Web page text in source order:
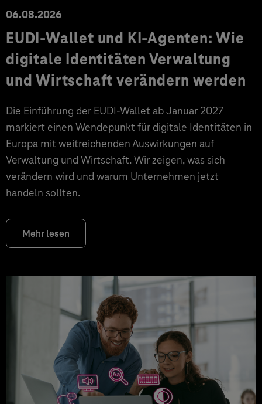
06.08.2026
EUDI-Wallet und KI-Agenten: Wie
digitale Identitäten Verwaltung
und Wirtschaft verändern werden
Die Einführung der EUDI-Wallet ab Januar 2027
markiert einen Wendepunkt für digitale Identitäten in
Europa mit weitreichenden Auswirkungen auf
Verwaltung und Wirtschaft. Wir zeigen, was sich
verändern wird und warum Unternehmen jetzt
handeln sollten.
Mehr lesen